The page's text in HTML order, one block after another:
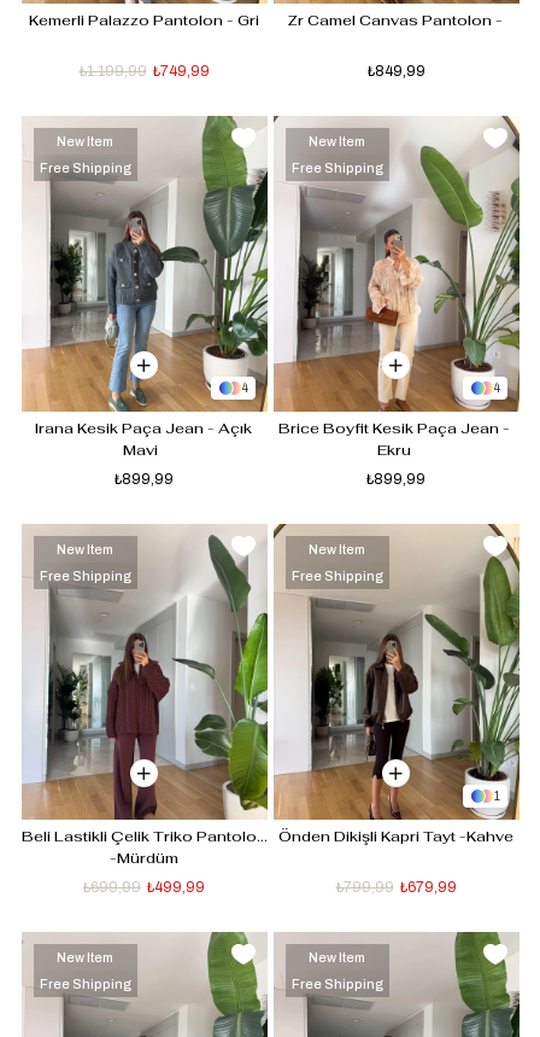
Kemerli Palazzo Pantolon - Gri
₺749,99
₺1.199,99
Zr Camel Canvas Pantolon -
₺849,99
4
Irana Kesik Paça Jean - Açık
Mavi
₺899,99
New Item
Free Shipping
4
Brice Boyfit Kesik Paça Jean -
Ekru
₺899,99
New Item
Free Shipping
Beli Lastikli Çelik Triko Pantolon
-Mürdüm
₺499,99
₺699,99
New Item
Free Shipping
1
Önden Dikişli Kapri Tayt -Kahve
₺679,99
₺799,99
New Item
Free Shipping
New Item
Free Shipping
New Item
Free Shipping